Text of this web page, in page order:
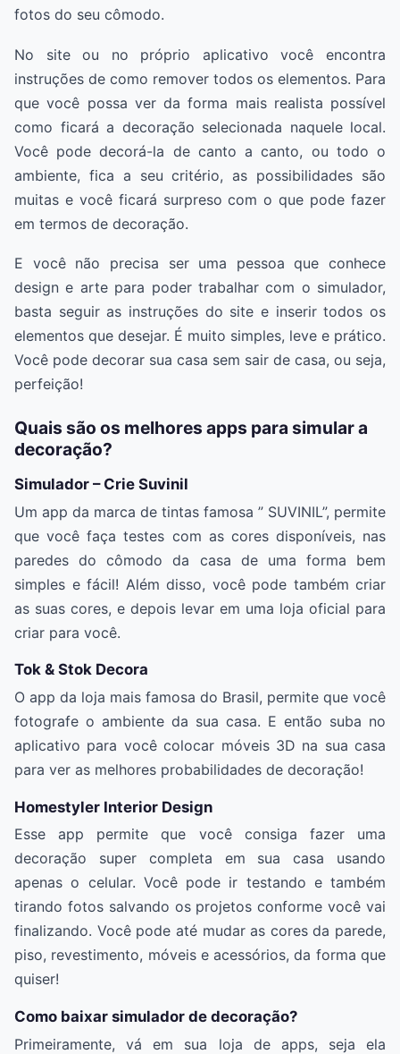
fotos do seu cômodo.
No site ou no próprio aplicativo você encontra
instruções de como remover todos os elementos. Para
que você possa ver da forma mais realista possível
como ficará a decoração selecionada naquele local.
Você pode decorá-la de canto a canto, ou todo o
ambiente, fica a seu critério, as possibilidades são
muitas e você ficará surpreso com o que pode fazer
em termos de decoração.
E você não precisa ser uma pessoa que conhece
design e arte para poder trabalhar com o simulador,
basta seguir as instruções do site e inserir todos os
elementos que desejar. É muito simples, leve e prático.
Você pode decorar sua casa sem sair de casa, ou seja,
perfeição!
Quais são os melhores apps para simular a
decoração?
Simulador – Crie Suvinil
Um app da marca de tintas famosa ” SUVINIL”, permite
que você faça testes com as cores disponíveis, nas
paredes do cômodo da casa de uma forma bem
simples e fácil! Além disso, você pode também criar
as suas cores, e depois levar em uma loja oficial para
criar para você.
Tok & Stok Decora
O app da loja mais famosa do Brasil, permite que você
fotografe o ambiente da sua casa. E então suba no
aplicativo para você colocar móveis 3D na sua casa
para ver as melhores probabilidades de decoração!
Homestyler Interior Design
Esse app permite que você consiga fazer uma
decoração super completa em sua casa usando
apenas o celular. Você pode ir testando e também
tirando fotos salvando os projetos conforme você vai
finalizando. Você pode até mudar as cores da parede,
piso, revestimento, móveis e acessórios, da forma que
quiser!
Como baixar simulador de decoração?
Primeiramente, vá em sua loja de apps, seja ela